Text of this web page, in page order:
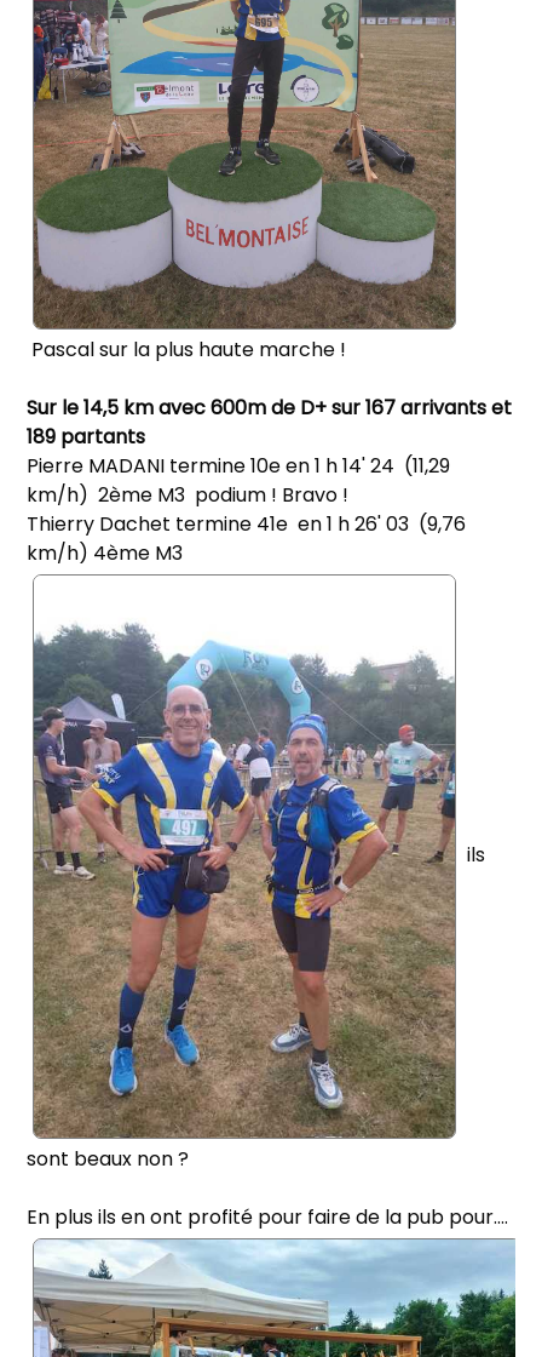
Pascal sur la plus haute marche !
Sur le 14,5 km avec 600m de D+ sur 167 arrivants et
189 partants
Pierre MADANI termine 10e en 1 h 14' 24 (11,29
km/h) 2ème M3 podium ! Bravo !
Thierry Dachet termine 41e en 1 h 26' 03 (9,76
km/h) 4ème M3
ils
sont beaux non ?
En plus ils en ont profité pour faire de la pub pour....